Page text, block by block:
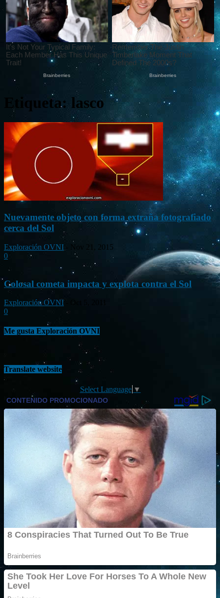
Etiqueta: lasco
Nuevamente objeto con forma extraña fotografiado
cerca del Sol
Exploración OVNI
Nov 21, 2015
0
Colosal cometa impacta y explota contra el Sol
Exploración OVNI
0
Me gusta Exploración OVNI
Translate website
Select Language ▼